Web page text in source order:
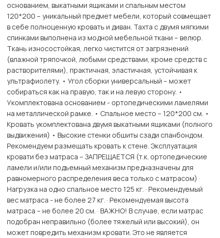
основанием, выкатными ящиками и спальным местом
120*200 – уникальный предмет мебели, который совмещает
в себе полноценную кровать и диван. Тахта с двумя мягкими
спинками выполнена из модной мебельной ткани – велюр.
Ткань износостойкая, легко чистится от загрязнений
(влажной тряпочкой, любыми средствами, кроме средств с
растворителями), практичная, эластичная, устойчивая к
ультрафиолету. • Угол сборки универсальный – может
собираться как на правую, так и на левую сторону. •
Укомплектована основанием - ортопедическими ламелями
на металлической рамке. • Спальное место – 120*200 см. •
Кровать укомплектована двумя выкатными ящиками (полного
выдвижения) • Высокие стенки обшиты сзади спанбондом.
Рекомендуем размещать кровать к стене. Эксплуатация
кровати без матраса – ЗАПРЕЩАЕТСЯ (т.к. ортопедические
ламели и/или подъемный механизм предназначены для
равномерного распределения веса только с матрасом) ·
Нагрузка на одно спальное место 125 кг. · Рекомендуемый
вес матраса - не более 27 кг. · Рекомендуемая высота
матраса – не более 20 см. · ВАЖНО! В случае, если матрас
подобран неправильно (более тяжелый или высокий), он
может повредить механизм кровати. Это не является